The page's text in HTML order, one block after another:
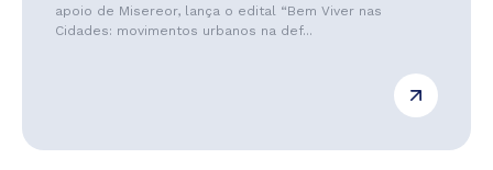
apoio de Misereor, lança o edital “Bem Viver nas
Cidades: movimentos urbanos na def...